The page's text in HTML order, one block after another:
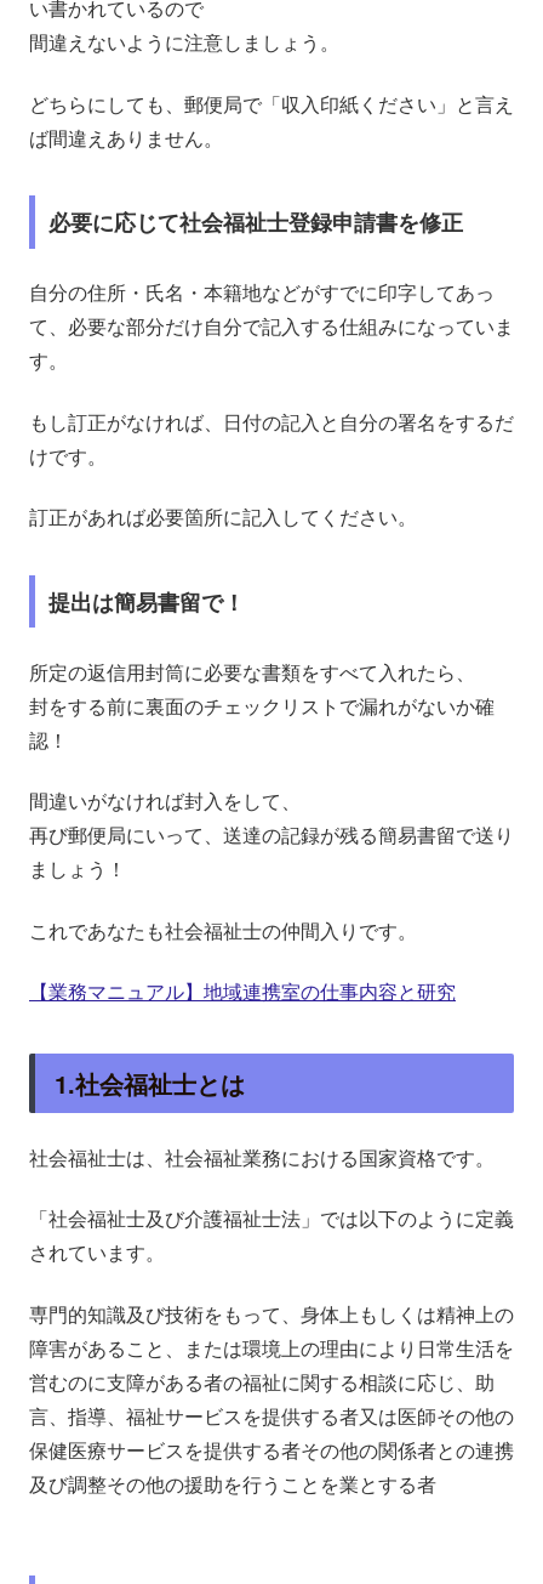
い書かれているので
間違えないように注意しましょう。
どちらにしても、郵便局で「収入印紙ください」と言え
ば間違えありません。
必要に応じて社会福祉士登録申請書を修正
自分の住所・氏名・本籍地などがすでに印字してあっ
て、 必要な部分だけ自分で記入する仕組みになっていま
す。
もし訂正がなければ、日付の記入と自分の署名をするだ
けです。
訂正があれば必要箇所に記入してください。
提出は簡易書留で！
所定の返信用封筒に必要な書類をすべて入れたら、
封をする前に裏面のチェックリストで漏れがないか確
認 ！
間違いがなければ封入をして、
再び郵便局にいって、送達の記録が残る簡易書留で送り
ましょう！
これであなたも社会福祉士の仲間入りです。
【業務マニュアル】地域連携室の仕事内容と研究
1.社会福祉士とは
社会福祉士は、社会福祉業務における国家資格です。
「社会福祉士及び介護福祉士法」では以下のように定義
されています。
専門的知識及び技術をもって、身体上もしくは精神上の
障害があること、または環境上の理由により日常生活を
営むのに支障がある者の福祉に関する相談に応じ、助
言、指導、福祉サービスを提供する者又は医師その他の
保健医療サービスを提供する者その他の関係者との連携
及び調整その他の援助を行うことを業とする者